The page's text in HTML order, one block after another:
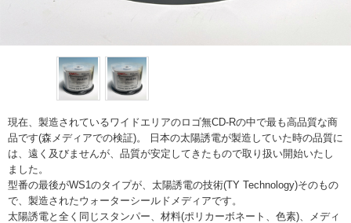
現在、製造されているワイドエリアのロゴ無CD-Rの中で最も高品質な商
品です(森メディアでの検証)。 日本の太陽誘電が製造していた時の品質に
は、遠く及びませんが、品質が安定してきたもので取り扱い開始いたし
ました。
型番の最後がWS1のタイプが、太陽誘電の技術(TY Technology)そのもの
で、製造されたウォーターシールドメディアです。
太陽誘電と全く同じスタンパー、材料(ポリカーボネート、色素)、メディ